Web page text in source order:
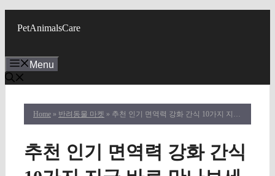
PetAnimalsCare
Menu
Home » 반려동물 마켓 » 추천 인기 면역력 강화 간식 10가지 지금 바로 만나보세요!
추천 인기 면역력 강화 간식